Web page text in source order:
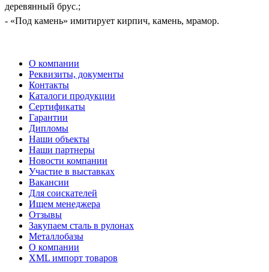
деревянный брус.;
- «Под камень» имитирует кирпич, камень, мрамор.
О компании
Реквизиты, документы
Контакты
Каталоги продукции
Сертификаты
Гарантии
Дипломы
Наши объекты
Наши партнеры
Новости компании
Участие в выставках
Вакансии
Для соискателей
Ищем менеджера
Отзывы
Закупаем сталь в рулонах
Металлобазы
О компании
XML импорт товаров